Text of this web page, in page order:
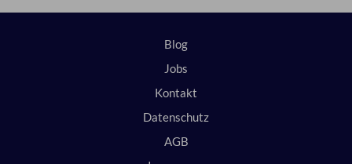
Blog
Jobs
Kontakt
Datenschutz
AGB